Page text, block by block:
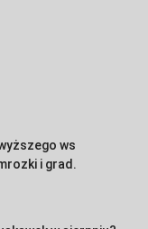
ws
i grad.